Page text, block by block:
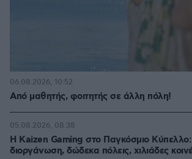
Από μαθητής, φοιτητής σε άλλη πόλη!
06.08.2026, 10:52
H Kaizen Gaming στο Παγκόσμιο
διοργάνωση, δώδεκα πόλεις, χιλιάδες
05.08.2026, 08:38